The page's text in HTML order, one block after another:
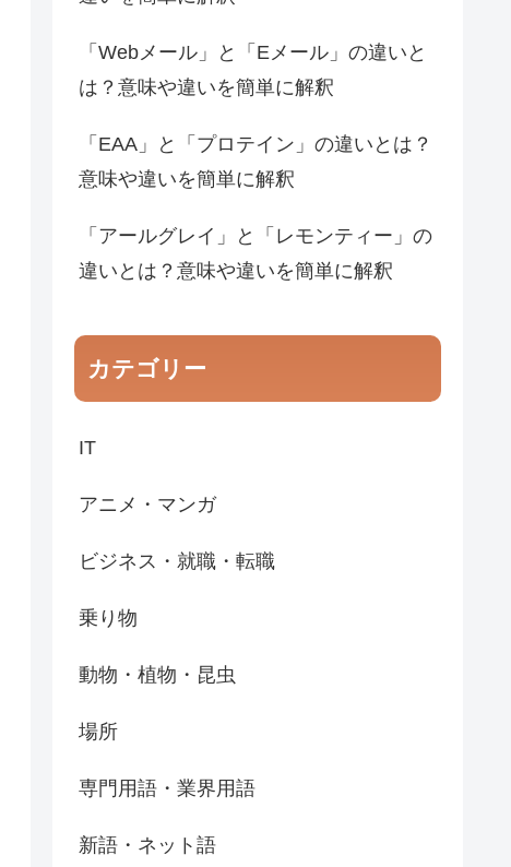
「Webメール」と「Eメール」の違いと
は？意味や違いを簡単に解釈
「EAA」と「プロテイン」の違いとは？
意味や違いを簡単に解釈
「アールグレイ」と「レモンティー」の
違いとは？意味や違いを簡単に解釈
カテゴリー
IT
アニメ・マンガ
ビジネス・就職・転職
乗り物
動物・植物・昆虫
場所
専門用語・業界用語
新語・ネット語